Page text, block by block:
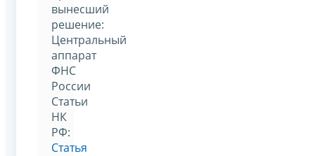
вынесший
решение:
Центральный
аппарат
ФНС
России
Статьи
НК
РФ:
Статья